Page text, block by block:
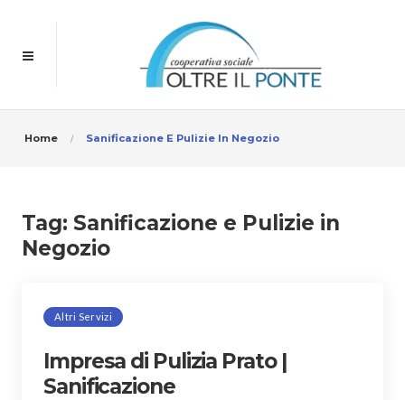
Home Sanificazione E Pulizie In Negozio
Tag: Sanificazione e Pulizie in
Negozio
Altri Servizi
Impresa di Pulizia Prato |
Sanificazione